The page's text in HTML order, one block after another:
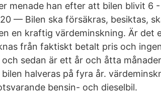
menade han efter att bilen blivit 6
— Bilen ska försäkras, besiktas,
en kraftig värdeminskning. Är det
från faktiskt betalt pris och
och sedan är ett år och åtta
bilen halveras på fyra år.
bensin- och dieselbil.